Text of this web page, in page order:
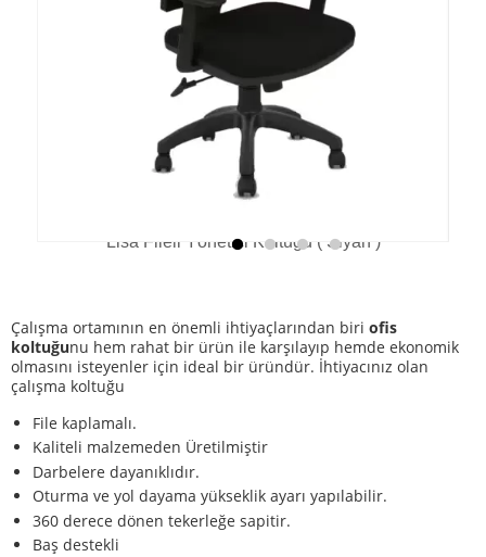
Lisa Fileli Yönetici Koltuğu ( Siyah )
Çalışma ortamının en önemli ihtiyaçlarından biri ofis
koltuğunu hem rahat bir ürün ile karşılayıp hemde ekonomik
olmasını isteyenler için ideal bir üründür. İhtiyacınız olan
çalışma koltuğu
File kaplamalı.
Kaliteli malzemeden Üretilmiştir
Darbelere dayanıklıdır.
Oturma ve yol dayama yükseklik ayarı yapılabilir.
360 derece dönen tekerleğe sapitir.
Baş destekli